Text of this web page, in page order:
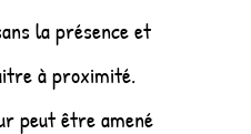
la présence et
à proximité.
peut être amené